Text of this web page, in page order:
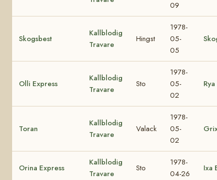
09
Skogsbest
Kallblodig
Travare
Hingst
1978-
05-
05
Olli Express
Kallblodig
Travare
Sto
1978-
05-
02
Toran
Kallblodig
Travare
Valack
1978-
05-
02
Orina Express
Kallblodig
Travare
Sto
1978-
04-26
Ixa